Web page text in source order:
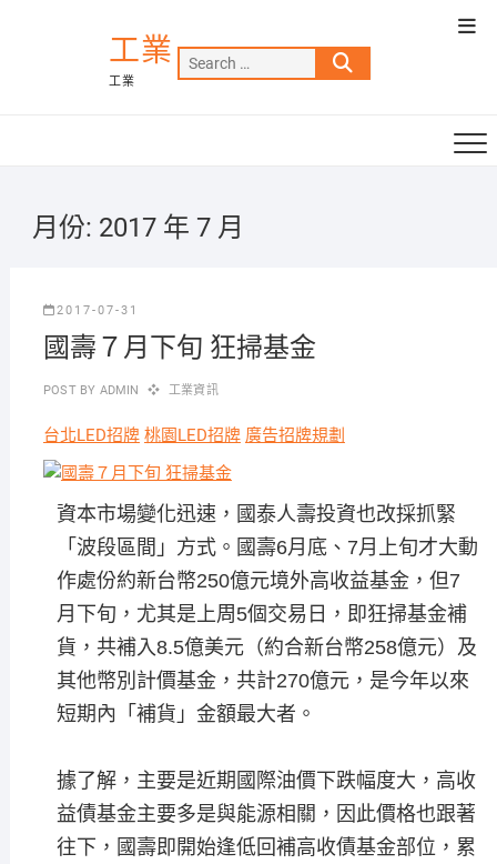
工業
工業
Search
…
月份: 2017 年 7 月
2017-07-31
國壽７月下旬 狂掃基金
POST BY ADMIN 工業資訊
台北LED招牌 桃園LED招牌 廣告招牌規劃
資本市場變化迅速，國泰人壽投資也改採抓緊
「波段區間」方式。國壽6月底、7月上旬才大動
作處份約新台幣250億元境外高收益基金，但7
月下旬，尤其是上周5個交易日，即狂掃基金補
貨，共補入8.5億美元（約合新台幣258億元）及
其他幣別計價基金，共計270億元，是今年以來
短期內「補貨」金額最大者。
據了解，主要是近期國際油價下跌幅度大，高收
益債基金主要多是與能源相關，因此價格也跟著
往下，國壽即開始逢低回補高收債基金部位，累